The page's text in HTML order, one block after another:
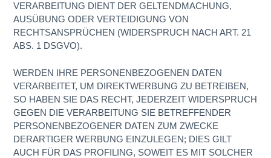
VERARBEITUNG DIENT DER GELTENDMACHUNG,
AUSÜBUNG ODER VERTEIDIGUNG VON
RECHTSANSPRÜCHEN (WIDERSPRUCH NACH ART. 21
ABS. 1 DSGVO).
WERDEN IHRE PERSONENBEZOGENEN DATEN
VERARBEITET, UM DIREKTWERBUNG ZU BETREIBEN,
SO HABEN SIE DAS RECHT, JEDERZEIT WIDERSPRUCH
GEGEN DIE VERARBEITUNG SIE BETREFFENDER
PERSONENBEZOGENER DATEN ZUM ZWECKE
DERARTIGER WERBUNG EINZULEGEN; DIES GILT
AUCH FÜR DAS PROFILING, SOWEIT ES MIT SOLCHER